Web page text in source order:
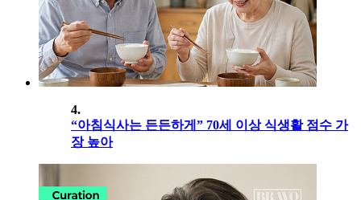
4.
“아침식사는 든든하게” 70세 이상 식생활 점수 가
장 높아